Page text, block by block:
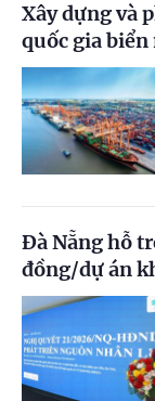
Xây dựng và
quốc gia biển
Đà Nẵng hỗ
đồng/dự án